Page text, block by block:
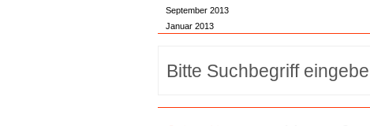
September 2013
Januar 2013